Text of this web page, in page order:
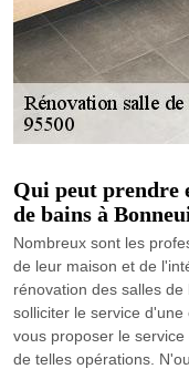
Qui peut prendre
de bains à
Nombreux sont les
de leur maison et de
rénovation des salles
solliciter le service
vous proposer le
de telles opérations.